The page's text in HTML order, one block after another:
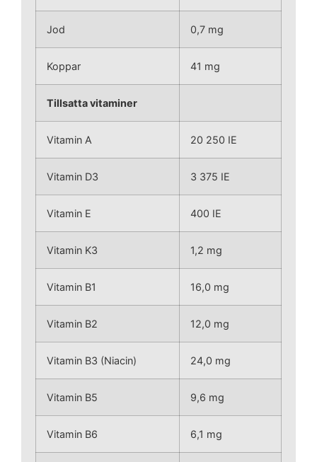
Jod 0,7 mg
Koppar 41 mg
Tillsatta vitaminer
Vitamin A 20 250 IE
Vitamin D3 3 375 IE
Vitamin E 400 IE
Vitamin K3 1,2 mg
Vitamin B1 16,0 mg
Vitamin B2 12,0 mg
Vitamin B3 (Niacin) 24,0 mg
Vitamin B5 9,6 mg
Vitamin B6 6,1 mg